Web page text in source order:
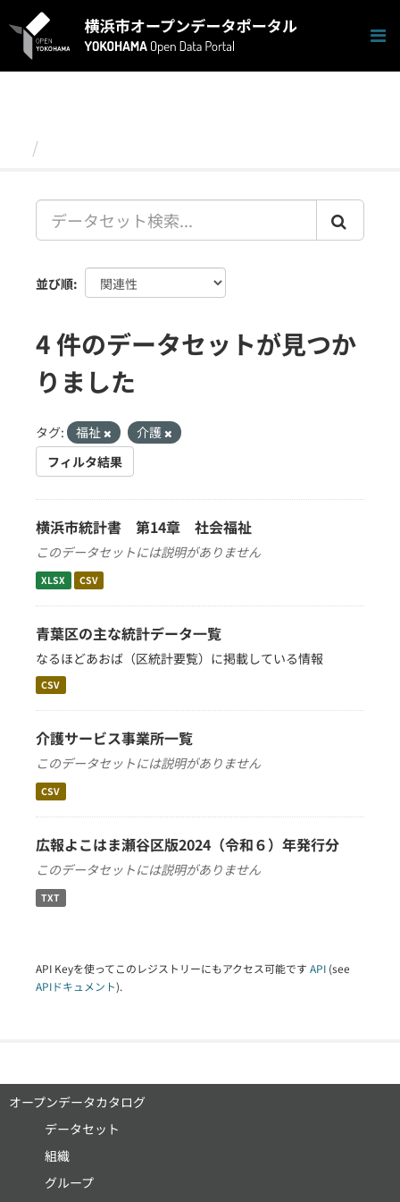
キ
並び順
4 件のデータセットが見つか
りました
タグ: 福祉
介護
フィルタ結果
横浜市統計書 第14章 社会福祉
このデータセットには説明がありません
XLSX CSV
青葉区の主な統計データ一覧
なるほどあおば（区統計要覧）に掲載している情報
CSV
介護サービス事業所一覧
このデータセットには説明がありません
CSV
広報よこはま瀬谷区版2024（令和６）年発行分
このデータセットには説明がありません
TXT
API Keyを使ってこのレジストリーにもアクセス可能です API (see
APIドキュメント).
オープンデータカタログ
データセット
組織
グループ